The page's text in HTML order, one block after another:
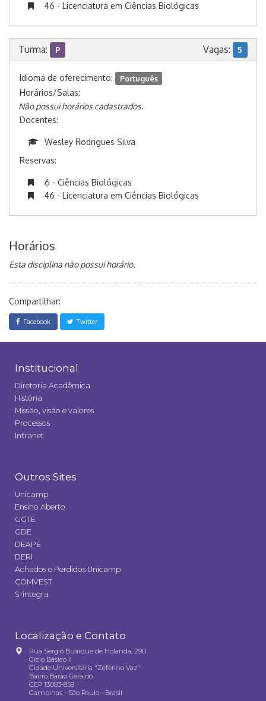
46 - Licenciatura em Ciências Biológicas
Turma: P Vagas: 5
Idioma de oferecimento: Português
Horários/Salas:
Não possui horários cadastrados.
Docentes:
Wesley Rodrigues Silva
Reservas:
6 - Ciências Biológicas
46 - Licenciatura em Ciências Biológicas
Horários
Esta disciplina não possui horário.
Compartilhar:
Facebook Twitter
Institucional
Diretoria Acadêmica
História
Missão, visão e valores
Processos
Intranet
Outros Sites
Unicamp
Ensino Aberto
GGTE
GDE
DEAPE
DERI
Achados e Perdidos Unicamp
COMVEST
S-integra
Localização e Contato
Rua Sérgio Buarque de Holanda, 290
Ciclo Básico II
Cidade Universitária "Zeferino Vaz"
Bairro Barão Geraldo
CEP 13083-859
Campinas - São Paulo - Brasil